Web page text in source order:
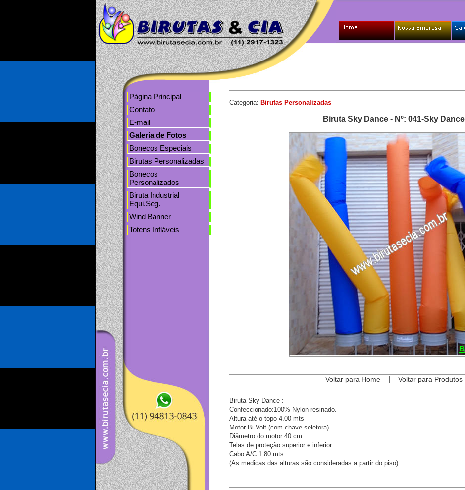
Página Principal
Contato
E-mail
Galeria de Fotos
Bonecos Especiais
Birutas Personalizadas
Bonecos
Personalizados
Biruta Industrial
Equi.Seg.
Wind Banner
Totens Infláveis
Contato
Categoria: Birutas Personalizadas
Biruta Sky Dance - Nº: 041-Sky Dance
Voltar para Home| Voltar para Produtos
Biruta Sky Dance :
Confeccionado:100% Nylon resinado.
Altura até o topo 4.00 mts
Motor Bi-Volt (com chave seletora)
Diâmetro do motor 40 cm
Telas de proteção superior e inferior
Cabo A/C 1.80 mts
(As medidas das alturas são consideradas a partir do piso)